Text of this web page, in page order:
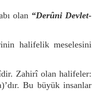
olan “Derûni Devlet-
halifelik meselesini
Zahirî olan halifeler:
Bu büyük insanlar